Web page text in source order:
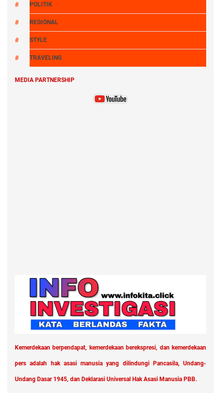
POLITIK
REGIONAL
STYLE
TRAVELING
MEDIA PARTNERSHIP
Kemerdekaan berpendapat, kemerdekaan berekspresi, dan kemerdekaan
pers adalah hak asasi manusia yang dilindungi Pancasila, Undang-
Undang Dasar 1945, dan Deklarasi Universal Hak Asasi Manusia PBB.